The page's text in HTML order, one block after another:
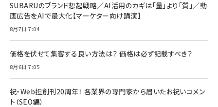
SUBARUのブランド想起戦略／AI活用のカギは「量」より「質」／動
画広告をAIで最大化【マーケター向け講演】
8月7日 7:04
価格を伏せて集客する良い方法は？ 価格は必ず記載すべき？
8月6日 7:05
祝・Web担創刊20周年！ 各業界の専門家から届いたお祝いコメン
ト（SEO編）